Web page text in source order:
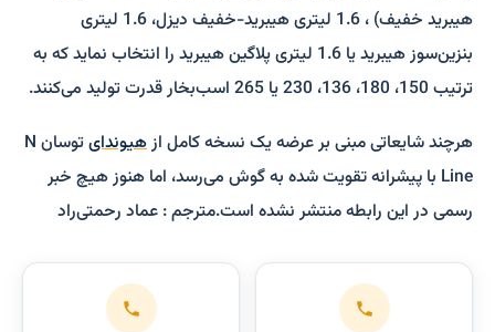
هیبرید خفیف) ، 1.6 لیتری هیبرید-خفیف دیزل، 1.6 لیتری
بنزین‌سوز هیبرید یا 1.6 لیتری پلاگین هیبرید را انتخاب نماید که به
ترتیب 150، 180، 136، 230 یا 265 اسب‌بخار قدرت تولید می‌­کنند.
هرچند شایعاتی مبنی بر عرضه یک نسخه کامل ازهیوندای
توسان N
Line با پیشرانه تقویت شده به گوش می­‌رسد، اما هنوز هیچ خبر
رسمی در این رابطه منتشر نشده است.مترجم : عماد رحمتی‌راد